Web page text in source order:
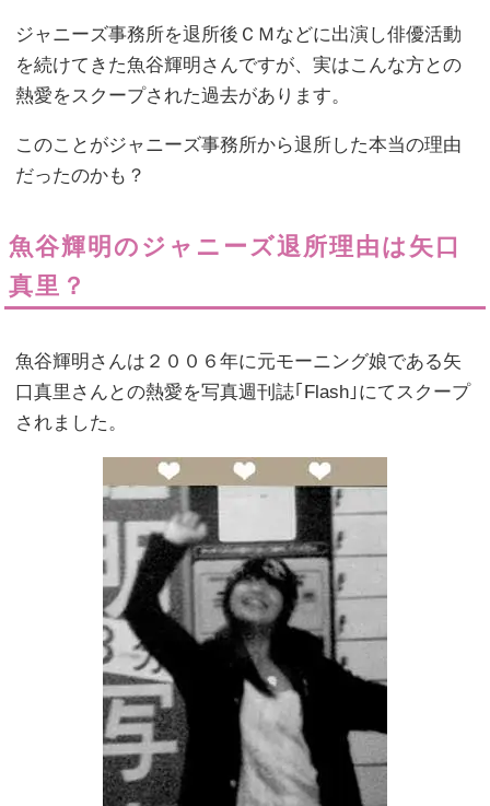
ジャニーズ事務所を退所後ＣＭなどに出演し俳優活動
を続けてきた魚谷輝明さんですが、実はこんな方との
熱愛をスクープされた過去があります。
このことがジャニーズ事務所から退所した本当の理由
だったのかも？
魚谷輝明のジャニーズ退所理由は矢口
真里？
魚谷輝明さんは２００６年に元モーニング娘である矢
口真里さんとの熱愛を写真週刊誌｢Flash｣にてスクープ
されました。